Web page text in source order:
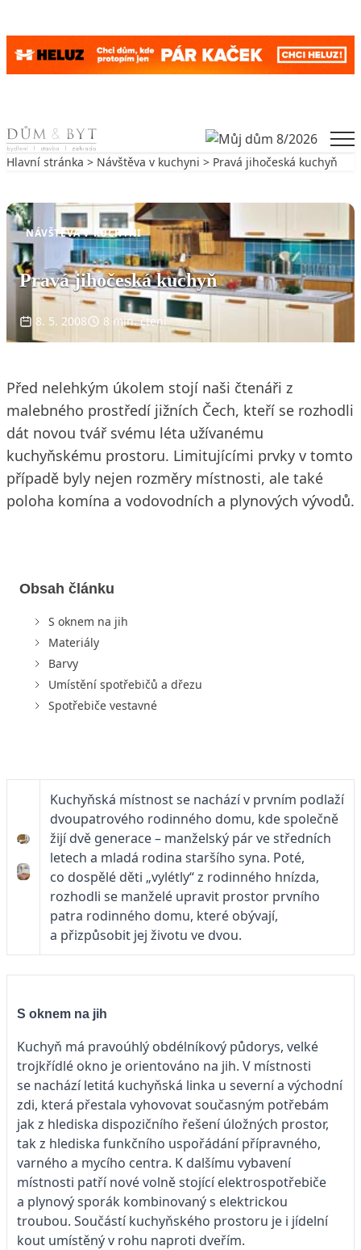
Skip to content
Hlavní stránka > Návštěva v kuchyni > Pravá jihočeská kuchyň
NÁVŠTĚVA V KUCHYNI
Pravá jihočeská kuchyň
8. 5. 2008 8 min. čtení
Před nelehkým úkolem stojí naši čtenáři z
malebného prostředí jižních Čech, kteří se rozhodli
dát novou tvář svému léta užívanému
kuchyňskému prostoru. Limitujícími prvky v tomto
případě byly nejen rozměry místnosti, ale také
poloha komína a vodovodních a plynových vývodů.
Obsah článku
S oknem na jih
Materiály
Barvy
Umístění spotřebičů a dřezu
Spotřebiče vestavné
Kuchyňská místnost se nachází v prvním podlaží
dvoupatrového rodinného domu, kde společně
žijí dvě generace – manželský pár ve středních
letech a mladá rodina staršího syna. Poté,
co dospělé děti „vylétly“ z rodinného hnízda,
rozhodli se manželé upravit prostor prvního
patra rodinného domu, které obývají,
a přizpůsobit jej životu ve dvou.
S oknem na jih
Kuchyň má pravoúhlý obdélníkový půdorys, velké
trojkřídlé okno je orientováno na jih. V místnosti
se nachází letitá kuchyňská linka u severní a východní
zdi, která přestala vyhovovat současným potřebám
jak z hlediska dispozičního řešení úložných prostor,
tak z hlediska funkčního uspořádání přípravného,
varného a mycího centra. K dalšímu vybavení
místnosti patří nové volně stojící elektrospotřebiče
a plynový sporák kombinovaný s elektrickou
troubou. Součástí kuchyňského prostoru je i jídelní
kout umístěný v rohu naproti dveřím.